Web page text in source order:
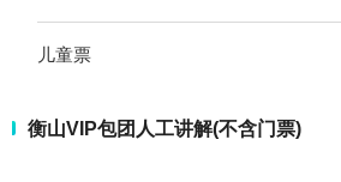
儿童票
衡山VIP包团人工讲解(不含门票)